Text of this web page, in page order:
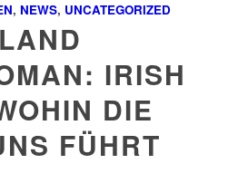
, NEWS, UNCATEGORIZED
IRISH
DIE
FÜHRT